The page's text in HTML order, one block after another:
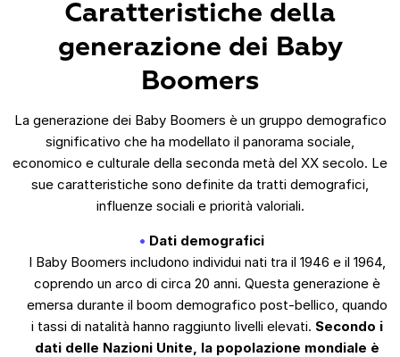
Caratteristiche della
generazione dei Baby
Boomers
La generazione dei Baby Boomers è un gruppo demografico
significativo che ha modellato il panorama sociale,
economico e culturale della seconda metà del XX secolo. Le
sue caratteristiche sono definite da tratti demografici,
influenze sociali e priorità valoriali.
Dati demografici
I Baby Boomers includono individui nati tra il 1946 e il 1964,
coprendo un arco di circa 20 anni. Questa generazione è
emersa durante il boom demografico post-bellico, quando
i tassi di natalità hanno raggiunto livelli elevati. Secondo i
dati delle Nazioni Unite, la popolazione mondiale è